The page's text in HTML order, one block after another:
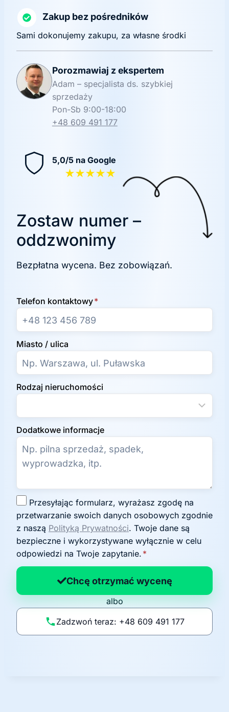
Zakup bez pośredników
Sami dokonujemy zakupu, za własne środki
Porozmawiaj z ekspertem
Adam – specjalista ds. szybkiej
sprzedaży
Pon-Sb 9:00-18:00
+48 609 491 177
5,0/5 na Google
★★★★★
Zostaw numer –
oddzwonimy
Bezpłatna wycena. Bez zobowiązań.
Telefon kontaktowy*
Miasto / ulica
Rodzaj nieruchomości
Dodatkowe informacje
g
o
d
a
n
p
li
t
przetwarzanie swoich danych osobowych zgodnie
z naszą Polityką Prywatności. Twoje dane są
bezpieczne i wykorzystywane wyłącznie w celu
odpowiedzi na Twoje zapytanie. *
Chcę otrzymać wycenę
albo
Zadzwoń teraz: +48 609 491 177